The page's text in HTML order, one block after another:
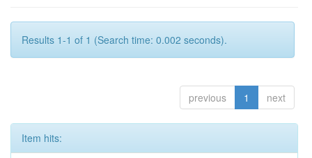
Results 1-1 of 1 (Search time: 0.002 seconds).
previous 1 next
Item hits: